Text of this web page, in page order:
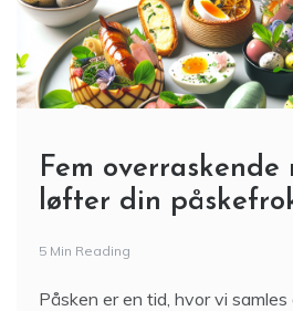
Fem
løfter din
5 Min Reading
Påsken er en tid, hvor vi